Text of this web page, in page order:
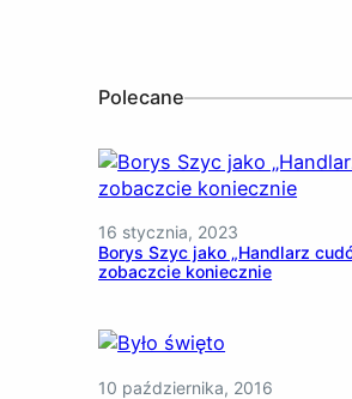
Polecane
16 stycznia, 2023
Borys Szyc jako „Handlarz
zobaczcie koniecznie
10 października, 2016